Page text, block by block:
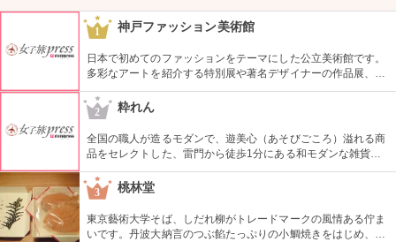
1 神戸ファッション美術館
日本で初めてのファッションをテーマにした公立美術館です。
多彩なアートを紹介する特別展や著名デザイナーの作品展、ラ
イブラリーなど見どころ充実。日ごろからファッションが好き
な方、ファッション業界の方、ファッションを学ぶ方、必見で
す。
2 粋れん
全国の職人が造るモダンで、遊美心（あそびごころ）溢れる商
品をセレクトした、雷門から徒歩1分にある和モダンな雑貨
屋。都内でも、このお店しか置いていない商品が半数以上を占
めるので、粋な雑貨を探すのが楽しくなりそう。
3 桃林堂
東京藝術大学そば、しだれ柳がトレードマークの風情ある佇ま
いです。丹波大納言のつぶ餡たっぷりの小鯛焼きをはじめ、水